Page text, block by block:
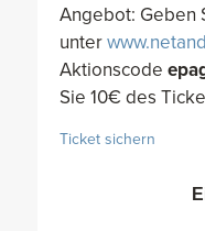
Angebot: Geben
unter
Aktionscode
Sie 10€ des
Ticket sichern